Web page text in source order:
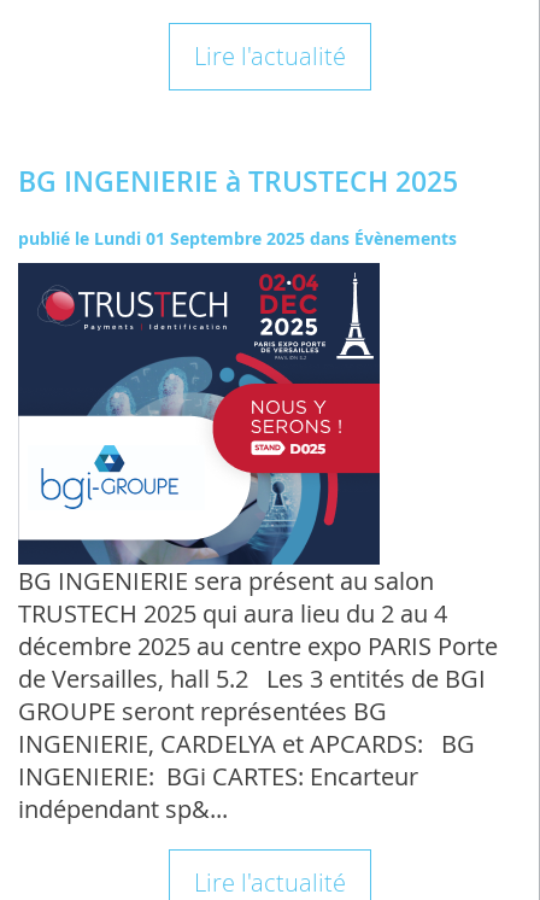
Lire l'actualité
BG INGENIERIE à TRUSTECH 2025
publié le Lundi 01 Septembre 2025 dans Évènements
BG INGENIERIE sera présent au salon
TRUSTECH 2025 qui aura lieu du 2 au 4
décembre 2025 au centre expo PARIS Porte
de Versailles, hall 5.2 Les 3 entités de BGI
GROUPE seront représentées BG
INGENIERIE, CARDELYA et APCARDS: BG
INGENIERIE: BGi CARTES: Encarteur
indépendant sp&...
Lire l'actualité